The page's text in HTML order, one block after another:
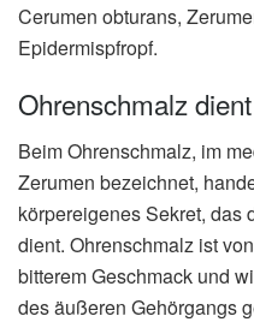
Cerumen obturans,
Epidermispfropf.
Ohrenschmalz
Beim Ohrenschmalz, im
Zerumen bezeichnet,
körpereigenes Sekret, das
dient. Ohrenschmalz ist
bitterem Geschmack und
des äußeren Gehörgangs